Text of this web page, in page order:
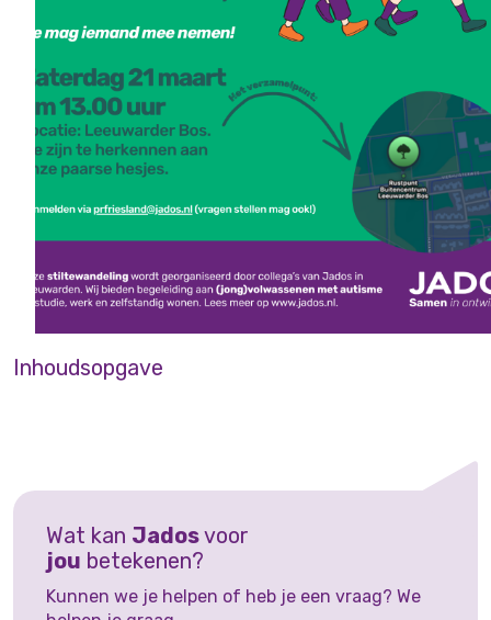
Inhoudsopgave
Wat kan Jadosvoor
jou betekenen?
Kunnen we je helpen of heb je een vraag? We